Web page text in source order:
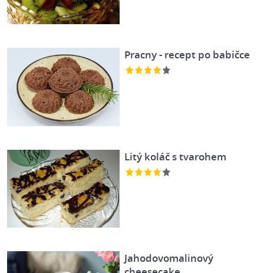
Pracny - recept po babičce
Litý koláč s tvarohem
Jahodovomalinový